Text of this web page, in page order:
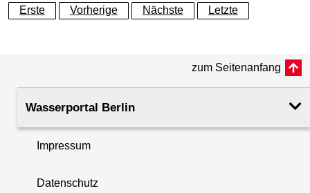
Erste
Vorherige Nächste Letzte
zum Seitenanfang
Wasserportal Berlin
Impressum
Datenschutz